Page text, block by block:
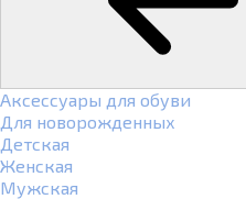
Аксессуары для обуви
Для новорожденных
Детская
Женская
Мужская